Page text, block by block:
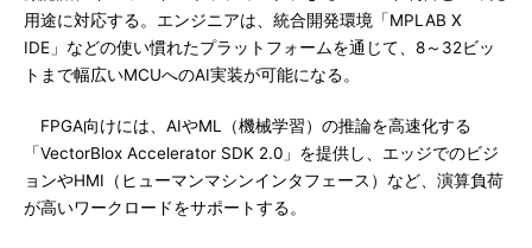
用途に対応する。エンジニアは、統合開発環境「MPLAB X
IDE」などの使い慣れたプラットフォームを通じて、8～32ビッ
トまで幅広いMCUへのAI実装が可能になる。
FPGA向けには、AIやML（機械学習）の推論を高速化する
「VectorBlox Accelerator SDK 2.0」を提供し、エッジでのビジ
ョンやHMI（ヒューマンマシンインタフェース）など、演算負荷
が高いワークロードをサポートする。